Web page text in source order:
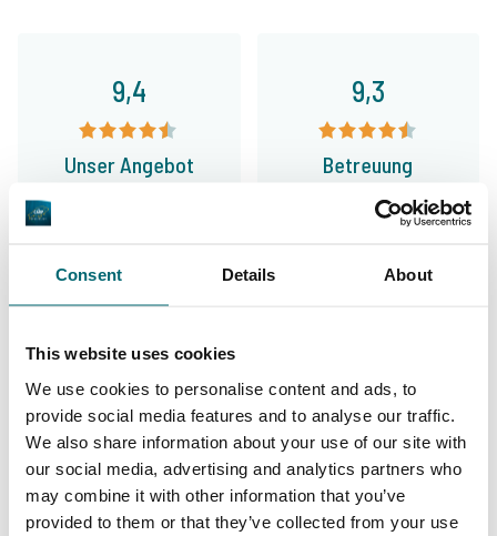
Consent Details About
This website uses cookies
We use cookies to personalise content and ads, to
provide social media features and to analyse our traffic.
We also share information about your use of our site with
our social media, advertising and analytics partners who
may combine it with other information that you’ve
provided to them or that they’ve collected from your use
davon konnte ich mich selbst bereits über
viele Jahre hinweg überzeugen. Die Beratung
und der Service fangen hier nicht etwa erst
nach dem Zahlungseingang an, sondern gleich
9,4
Unser Angebot
9,3
Betreuung